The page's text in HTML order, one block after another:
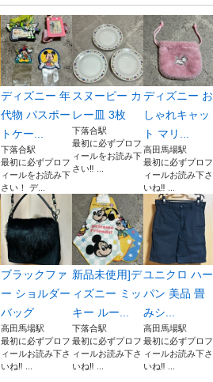
ディズニー 年
代物 パスポー
トケー...
下落合駅
最初に必ずプロフ
ィールをお読み下
さい！ デ...
スヌーピー カ
レー皿 3枚
下落合駅
最初に必ずプロフ
ィールをお読み下
さい‼️ ...
ディズニー お
しゃれキャッ
ト マリ...
高田馬場駅
最初に必ずプロフ
ィールお読み下さ
いね‼️ ...
ブラックファ
ー ショルダー
バッグ
高田馬場駅
最初に必ずプロフ
ィールお読み下さ
いね‼️ ...
新品未使用]デ
ィズニー ミッ
キー ルー...
下落合駅
最初に必ずプロフ
ィールお読み下さ
いね‼️ ...
ユニクロ ハー
パン 美品 畳
みシ...
高田馬場駅
最初に必ずプロフ
ィールお読み下さ
いね‼️ ...